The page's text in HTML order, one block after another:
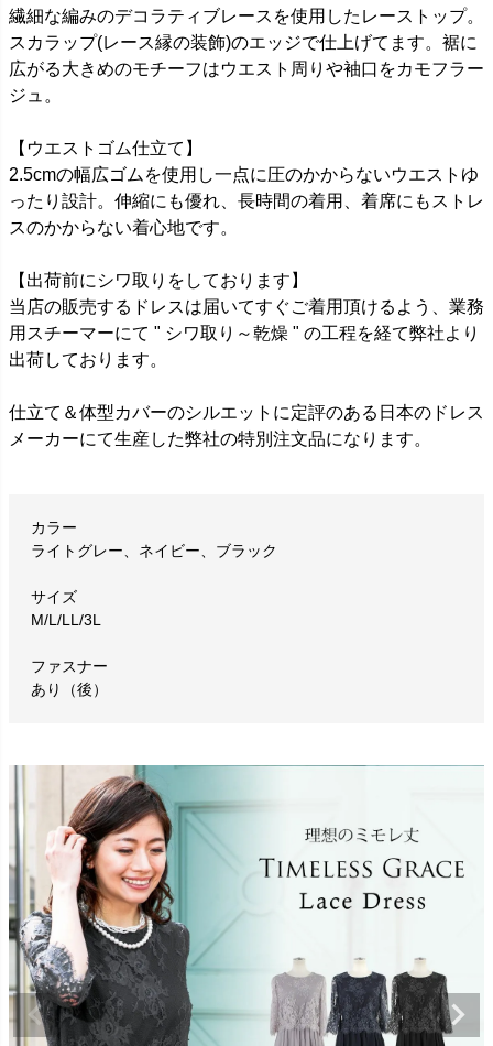
繊細な編みのデコラティブレースを使用したレーストップ。
スカラップ(レース縁の装飾)のエッジで仕上げてます。裾に
広がる大きめのモチーフはウエスト周りや袖口をカモフラー
ジュ。
【ウエストゴム仕立て】
2.5cmの幅広ゴムを使用し一点に圧のかからないウエストゆ
ったり設計。伸縮にも優れ、長時間の着用、着席にもストレ
スのかからない着心地です。
【出荷前にシワ取りをしております】
当店の販売するドレスは届いてすぐご着用頂けるよう、業務
用スチーマーにて " シワ取り～乾燥 " の工程を経て弊社より
出荷しております。
仕立て＆体型カバーのシルエットに定評のある日本のドレス
メーカーにて生産した弊社の特別注文品になります。
カラー
ライトグレー、ネイビー、ブラック
サイズ
M/L/LL/3L
ファスナー
あり（後）